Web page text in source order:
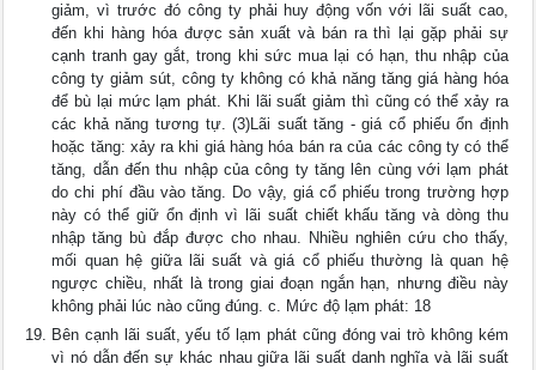
giảm, vì trước đó công ty phải huy động vốn với lãi suất cao,
đến khi hàng hóa được sản xuất và bán ra thì lại gặp phải sự
cạnh tranh gay gắt, trong khi sức mua lại có hạn, thu nhập của
công ty giảm sút, công ty không có khả năng tăng giá hàng hóa
để bù lại mức lạm phát. Khi lãi suất giảm thì cũng có thể xảy ra
các khả năng tương tự. (3)Lãi suất tăng - giá cổ phiếu ổn định
hoặc tăng: xảy ra khi giá hàng hóa bán ra của các công ty có thể
tăng, dẫn đến thu nhập của công ty tăng lên cùng với lạm phát
do chi phí đầu vào tăng. Do vậy, giá cổ phiếu trong trường hợp
này có thể giữ ổn định vì lãi suất chiết khấu tăng và dòng thu
nhập tăng bù đắp được cho nhau. Nhiều nghiên cứu cho thấy,
mối quan hệ giữa lãi suất và giá cổ phiếu thường là quan hệ
ngược chiều, nhất là trong giai đoạn ngắn hạn, nhưng điều này
không phải lúc nào cũng đúng. c. Mức độ lạm phát: 18
Bên cạnh lãi suất, yếu tố lạm phát cũng đóng vai trò không kém
vì nó dẫn đến sự khác nhau giữa lãi suất danh nghĩa và lãi suất